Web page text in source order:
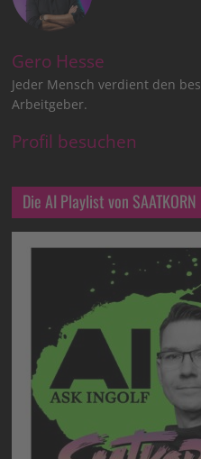
Gero Hesse
Jeder Mensch verdient den
Arbeitgeber.
Profil besuchen
Die AI Playlist von SAATKORN